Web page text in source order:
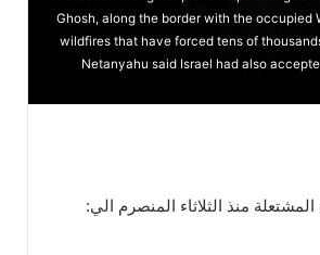
Ghosh, along the border with the occupied
wildfires that have forced tens of
Netanyahu said Israel had also
منذ الثلاثاء المنصرم الي: